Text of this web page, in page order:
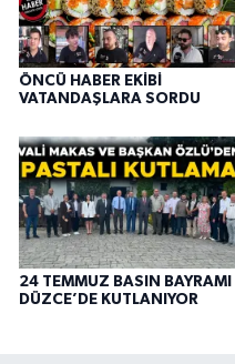
ÖNCÜ HABER EKİBİ
VATANDAŞLARA SORDU
24 TEMMUZ BASIN BAYRAMI
DÜZCE’DE KUTLANIYOR